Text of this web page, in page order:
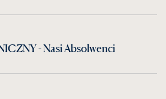
- Nasi Absolwenci